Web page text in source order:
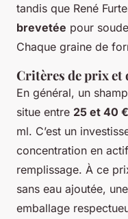
tandis que René
brevetée pour
Chaque graine de
Critères de prix et
En général, un
situe entre 25 et 40 €
ml. C’est un
concentration en
remplissage. À ce
sans eau ajoutée,
emballage